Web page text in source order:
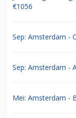
€1056
Sep: Amsterdam -
Sep: Amsterdam -
Mei: Amsterdam -